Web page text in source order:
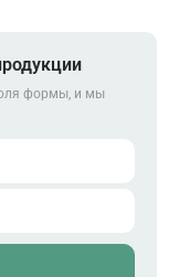
формы, и мы